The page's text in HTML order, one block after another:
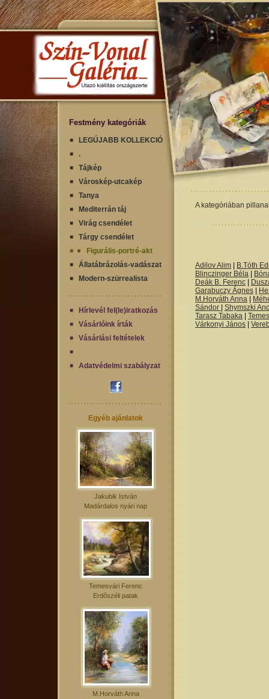
Festmény kategóriák
LEGÚJABB KOLLEKCIÓ
.
Tájkép
Városkép-utcakép
Tanya
Mediterrán táj
Virág csendélet
Tárgy csendélet
Figurális-portré-akt
Állatábrázolás-vadászat
Modern-szürrealista
Hírlevél fel(le)iratkozás
Vásárlóink írták
Vásárlási feltételek
Adatvédelmi szabályzat
Egyéb ajánlatok
Jakubik István
Madárdalos nyári nap
Temesvári Ferenc
Erdőszéli patak
M.Horváth Anna
A kategóriában
Adilov Alim
B.Tóth
Blinczinger Béla
Deák B. Ferenc
Garabuczy Ágnes
M.Horváth Anna
Sándor
Shymszki
Tarasz Tabaka
Várkonyi János